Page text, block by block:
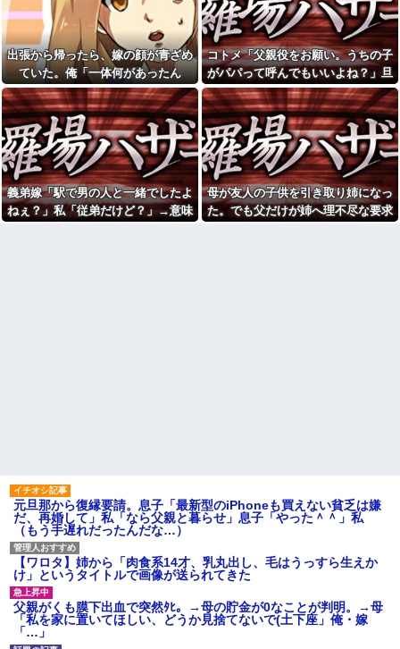
【衝撃】若い女の子からする
「甘い匂い」の正体、まさか分
からないDTなんておらんよな？
よな？w w w w w w w w w w w
【驚愕】マチアプで会った外
国人からまさかの『こう』言わ
れたんやがこれワイ詰み
か？？？？？？？
最近うちの地域の駅に鳩ジジ
イが現れるようになって嫌にな
るわ
彼氏の家で不倫してる私。彼
氏にキスしていたらいないはず
の彼の嫁がいた。
俺「ゲーム機どこ？」親「ち
ょっと借りたよ」→どうぶつの
ハードオフに売っていた4万
4000円のフィギュアがヤバすぎ
るｗｗｗｗｗｗ「こんな高い
の？ｗｗ」「逆に超安い」
私「ちょっと、人の家の金庫
触らないでよ！」キチママ『そ
こに金庫があったから、開けて
みようとしただけ☆』義兄「泥
は出てけ！二度と来るな！」結
果・・・
私「初めて飲む味だけどなん
のお茶？」彼「ちっ！」私「」
したいと言い出して…ｗｗｗ
娘は幼稚園児で、娘と仲良し
のお友達には知的障害がありま
す そしてこの知的障害のあるお
子さんが、娘を殴るのです 「も
うあの子と遊ぶな」と娘に言っ
てもいいものでしょうか？
彼の母親と初めて食事した時
に彼母が「私ちゃんは結婚した
ら仕事辞める予定なんですって
ね」と言ってきた
【画像】福原遥さん、意外と
あるｗ他
「今思えばなんであんなに夢
中になったんやろ…」と思うコ
ンテンツ
出張から帰ったら、嫁の顔が青ざめ
ていた。俺「一体何があったん
だ？」嫁「…」→子供たちに話を聞
くと…
コトメ「父親役をお願い。うちの子
がパパって呼んでもいいよね？」旦
那「それは無理」→断った途端に大
騒ぎになり…
義弟嫁「駅で男の人と一緒でしたよ
ねぇ？」私「従弟だけど？」→意味
母が友人の子供を引き取り姉になっ
た。でも父だけが姉へ理不尽な要求
元旦那から復縁要請。息子「最新型のiPhoneも買えない貧乏は嫌
だ、再婚して」私「なら父親と暮らせ」息子「やった＾＾」私
（もう手遅れだったんだな…）
【ワロタ】姉から「肉食系14才、乳丸出し、毛はうっすら生えか
け」というタイトルで画像が送られてきた
父親がくも膜下出血で突然ﾀﾋ。→母の貯金が0なことが判明。→母
「私を家に置いてほしい、どうか見捨てないで(土下座」俺・嫁
「…」